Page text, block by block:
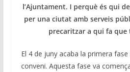
l’Ajuntament. I perquè és qui
per una ciutat amb serveis
precaritzar a qui fa
El 4 de juny acaba la primera
conveni. Aquesta fase va